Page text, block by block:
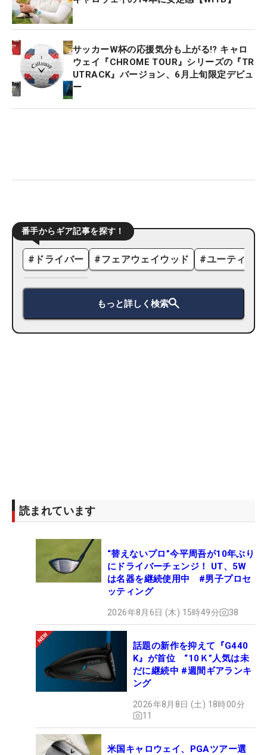
サッカーW杯の応援気分も上がる!? キャロ
ウェイ『CHROME TOUR』シリーズの『TR
UTRACK』バージョン、6月上旬限定デビュ
ー
番手からギア記事を探す！
# ドライバー #フェアウェイウッド #ユーティリ
もっと詳しく検索
読まれています
“替えないプロ”今平周吾が10年ぶり
にドライバーチェンジ！ UT、5W
は名器を継続使用中 #男子プロセ
ッティング
2026年8月6日 (木) 15時49分 38
話題の新作を抑えて『G440
K』が首位 “10Ｋ”人気は未
だに継続中 #週間ギアランキ
ング
2026年8月8日 (土) 18時00分
11
米国キャロウェイ、PGAツアー選